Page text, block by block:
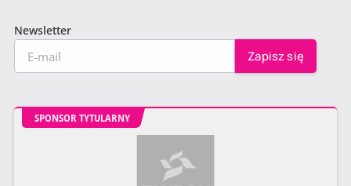
Newsletter
SPONSOR TYTULARNY